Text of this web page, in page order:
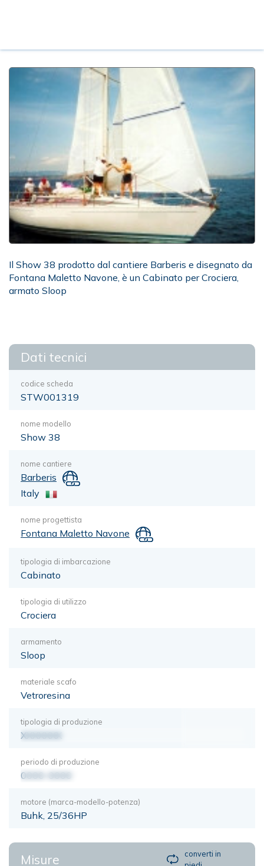
Il Show 38 prodotto dal cantiere Barberis e disegnato da
Fontana Maletto Navone, è un Cabinato per Crociera,
armato Sloop
Dati tecnici
codice scheda
STW001319
nome modello
Show 38
nome cantiere
Barberis
Italy
nome progettista
Fontana Maletto Navone
tipologia di imbarcazione
Cabinato
tipologia di utilizzo
Crociera
armamento
Sloop
materiale scafo
Vetroresina
tipologia di produzione
XXXXXXX
periodo di produzione
0000-0000
motore (marca-modello-potenza)
Buhk, 25/36HP
Misure
converti in